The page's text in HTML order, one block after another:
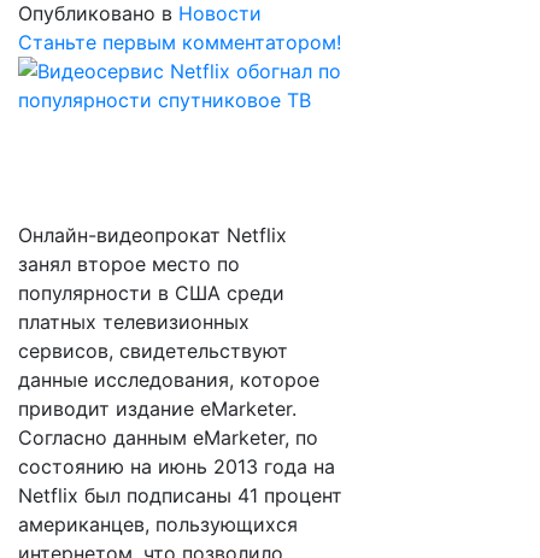
Опубликовано в Новости
Станьте первым комментатором!
Онлайн-видеопрокат Netflix
занял второе место по
популярности в США среди
платных телевизионных
сервисов, свидетельствуют
данные исследования, которое
приводит издание eMarketer.
Согласно данным eMarketer, по
состоянию на июнь 2013 года на
Netflix был подписаны 41 процент
американцев, пользующихся
интернетом, что позволило